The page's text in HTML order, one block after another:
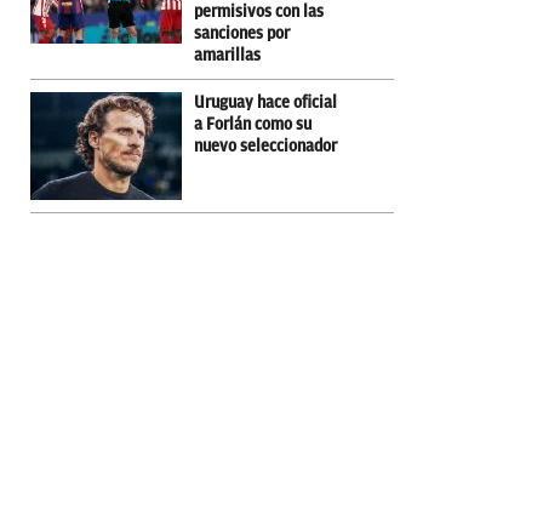
permisivos con las
sanciones por
amarillas
Uruguay hace oficial
a Forlán como su
nuevo seleccionador